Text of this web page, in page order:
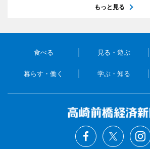
もっと見る
食べる 見る・遊ぶ
暮らす・働く 学ぶ・知る